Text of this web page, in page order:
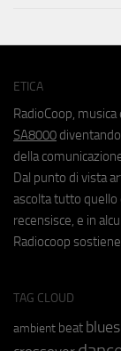
ETICA
RadioCoop,
SA8000
della
Dal punto di vista
ascolta tutto quello
recensisce, e in
Radiocoop
TAG CLOUD
ambient beat blues